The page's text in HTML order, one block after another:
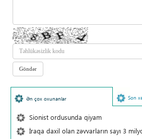
Ən çox oxunanlar Son
Sionist ordusunda qiyam
İraqa daxil olan zəvvarların sayı 3